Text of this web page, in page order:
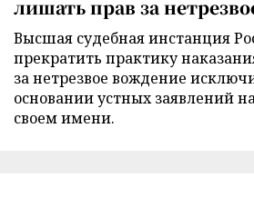
лишать прав за
Высшая судебная инстанция
прекратить практику
за нетрезвое вождение
основании устных заявлений
своем имени.